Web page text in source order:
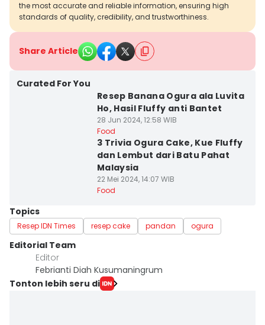
the most accurate and reliable information, ensuring high
standards of quality, credibility, and trustworthiness.
Share Article
Curated For You
Resep Banana Ogura ala Luvita
Ho, Hasil Fluffy anti Bantet
28 Jun 2024, 12:58 WIB
Food
3 Trivia Ogura Cake, Kue Fluffy
dan Lembut dari Batu Pahat
Malaysia
22 Mei 2024, 14:07 WIB
Food
Topics
Resep IDN Times resep cake pandan ogura
Editorial Team
Editor
Febrianti Diah Kusumaningrum
Tonton lebih seru di